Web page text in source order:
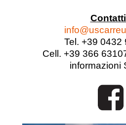
Contatti
Tel. +39 0432
Cell. +39 366
informazioni